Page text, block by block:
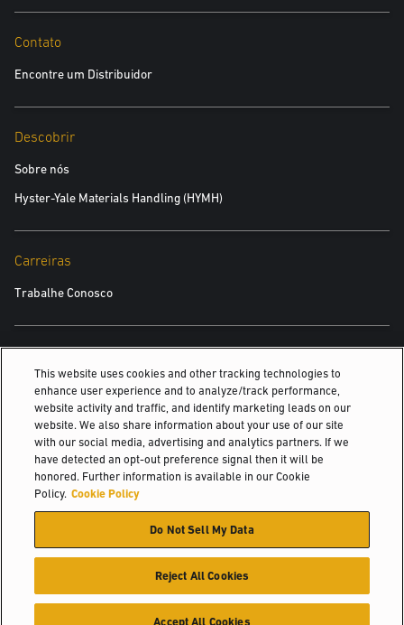
Contato
Encontre um Distribuidor
Descobrir
Sobre nós
Hyster-Yale Materials Handling (HYMH)
Carreiras
Trabalhe Conosco
Empilhadeiras Elétricas
Empilhadeira retrátil de paletes motorizada
EMPILHADEIRA RETRÁTIL
© 2026 Hyster-Yale Materials Handling, Inc., all rights reserved.
Política de privacidade Termos de utilização Política de Cookies
This website uses cookies and other tracking technologies to
enhance user experience and to analyze/track performance,
website activity and traffic, and identify marketing leads on our
website. We also share information about your use of our site
with our social media, advertising and analytics partners. If we
have detected an opt-out preference signal then it will be
honored. Further information is available in our Cookie
Policy. Cookie Policy
Do Not Sell My Data
Reject All Cookies
Accept All Cookies